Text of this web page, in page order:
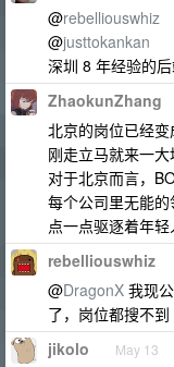
@rebelliouswhiz
@justtokankan
深圳 8 年经验的
ZhaokunZhang
北京的岗位已经
刚走立马就来一大
对于北京而言，
每个公司里无能
点一点驱逐着年轻
rebelliouswhiz
@DragonX 我现
了，岗位都搜不
jikolo May 13